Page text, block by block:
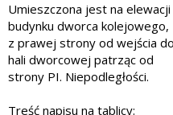
Umieszczona jest na elewacji
budynku dworca kolejowego,
z prawej strony od wejścia do
hali dworcowej patrząc od
strony PI. Niepodległości.
Treść napisu na tablicy: